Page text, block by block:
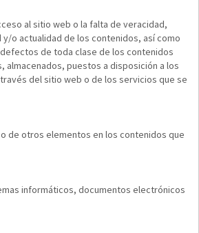
al sitio web o la falta de veracidad,
o actualidad de los contenidos, así como
de toda clase de los contenidos
almacenados, puestos a disposición a los
del sitio web o de los servicios que se
de otros elementos en los contenidos que
informáticos, documentos electrónicos